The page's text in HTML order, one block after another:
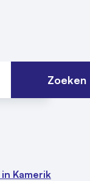
Zoeken
Kamerik